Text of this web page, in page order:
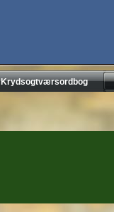
Krydsogtværsordbog